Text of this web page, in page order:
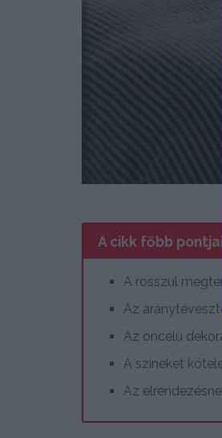
A cikk főbb
A rosszul
Az
Az öncélú
A színeket
Az